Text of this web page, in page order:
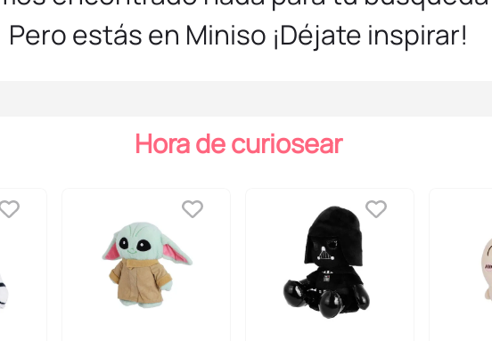
Pero estás en Miniso ¡Déjate inspirar!
Hora de curiosear